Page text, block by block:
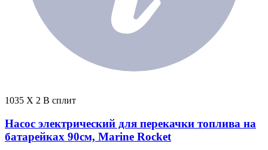
1035 X 2 В сплит
Насос электрический для перекачки топлива на
батарейках 90см, Marine Rocket